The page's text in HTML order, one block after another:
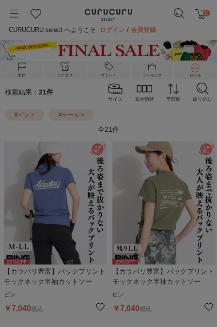
0
CURUCURU select へようこそ ログイン /会員登録
新作 カテゴリ ブランド ランキング セール
検索結果： 21件
サイズ 表示切替 季節順 絞り込む
#ピン × #セール ×
全21件
20%OFF
【カラバリ豊富】バックプリント
モックネック半袖カットソー
ピン
￥7,040税込
20%OFF
【カラバリ豊富】バックプリント
モックネック半袖カットソー
ピン
￥7,040税込